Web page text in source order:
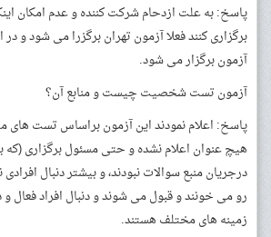
پاسخ: به علت ازدحام شرکت کننده و عدم امکان
برگزاری کنند فعلا آزمون تهران برگزرا می شود و
آزمون برگزار می شود.
آزمون تست شخصیت چیست و منابع آن؟
پاسخ: اعلام نمودند این آزمون براساس تست های
هیچ عنوان اعلام نشده و حتی مسئول برگزاری
رو می خونند و قبول می شوند و دنبال افراد فعال و
زمینه های مختلف هستند.